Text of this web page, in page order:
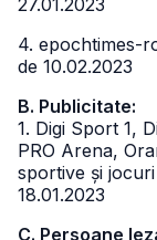
27.01.2023
4. epochtimes-
de 10.02.2023
B. Publicitate:
1. Digi Sport 1,
PRO Arena,
sportive și
18.01.2023
C. Persoane